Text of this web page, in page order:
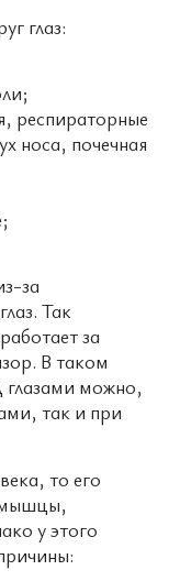
глаз:
респираторные
носа, почечная
за
Так
за
В таком
глазами можно,
так и при
то его
мышцы,
у этого